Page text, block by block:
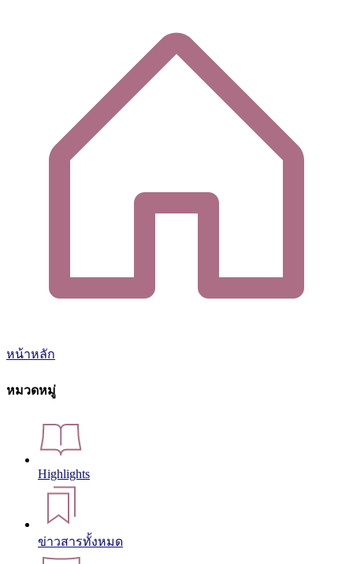
หน้าหลัก
หมวดหมู่
Highlights
ข่าวสารทั้งหมด